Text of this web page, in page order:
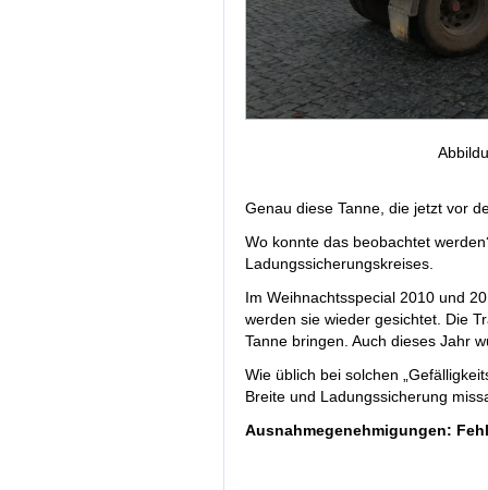
Genau diese Tanne, die jetzt vor
Wo konnte das beobachtet
Ladungssicherungskreises.
Im Weihnachtsspecial 2010 und
werden sie wieder gesichtet. Die
Tanne bringen. Auch dieses Jahr
Wie üblich bei solchen
Breite und Ladungssicherung
Ausnahmegenehmigungen: